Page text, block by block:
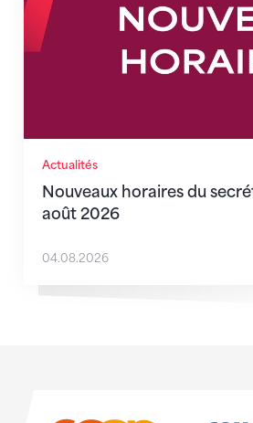
Actualités
Nouveaux horaires du
août 2026
04.08.2026